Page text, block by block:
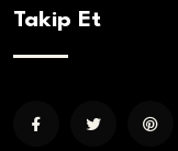
Takip Et